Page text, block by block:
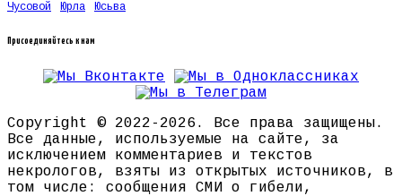
Чусовой
Юрла Юсьва
Присоединяйтесь к нам
Copyright © 2022-2026. Все права защищены.
Все данные, используемые на сайте, за
исключением комментариев и текстов
некрологов, взяты из открытых источников, в
том числе: сообщения СМИ о гибели,